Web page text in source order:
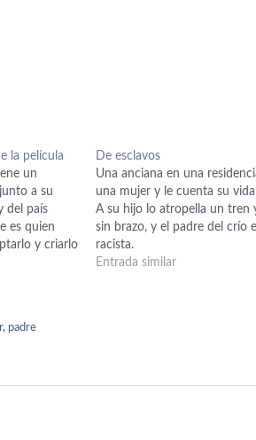
la película
un
a su
del país
es quien
y criarlo
Cuando
De esclavos
Una anciana en una
una mujer y le cuenta su
A su hijo lo atropella un tren
sin brazo, y el padre del crío
racista.
Entrada similar
, padre